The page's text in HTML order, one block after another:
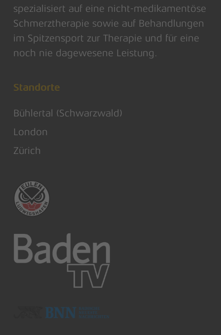
spezialisiert auf eine nicht-medikamentöse
Schmerztherapie sowie auf Behandlungen
im Spitzensport zur Therapie und für eine
noch nie dagewesene Leistung.
Standorte
Bühlertal (Schwarzwald)
London
Zürich